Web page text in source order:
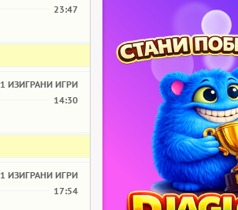
23:47
1 ИЗИГРАНИ ИГРИ
14:30
1 ИЗИГРАНИ ИГРИ
17:54